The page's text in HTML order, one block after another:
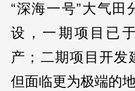
“深海一号”大气田
设，一期项目已
产；二期项目开发
但面临更为极端的